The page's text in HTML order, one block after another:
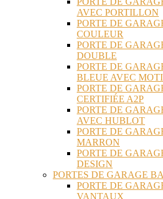
AVEC PORTILLON
PORTE DE
COULEUR
PORTE DE
DOUBLE
PORTE DE
BLEUE AVEC
PORTE DE
CERTIFIÉE A2P
PORTE DE
AVEC HUBLOT
PORTE DE
MARRON
PORTE DE
DESIGN
PORTES DE GARAGE
PORTE DE
VANTAUX